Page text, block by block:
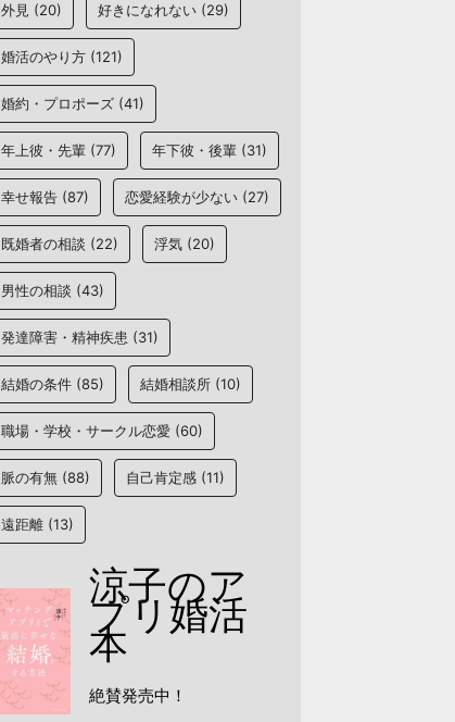
外見 (20) 好きになれない (29)
婚活のやり方 (121)
婚約・プロポーズ (41)
年上彼・先輩 (77) 年下彼・後輩 (31)
幸せ報告 (87) 恋愛経験が少ない (27)
既婚者の相談 (22) 浮気 (20)
男性の相談 (43)
発達障害・精神疾患 (31)
結婚の条件 (85) 結婚相談所 (10)
職場・学校・サークル恋愛 (60)
脈の有無 (88) 自己肯定感 (11)
遠距離 (13)
涼子のア
プリ婚活
本
絶賛発売中！